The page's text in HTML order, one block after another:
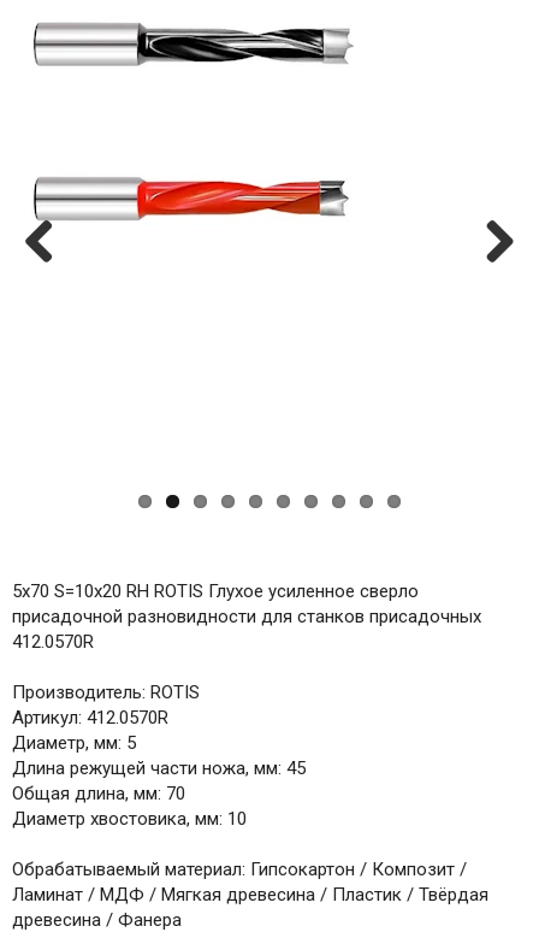
5x70 S=10x20 RH ROTIS Глухое усиленное сверло
присадочной разновидности для станков присадочных
412.0570R
Производитель: ROTIS
Артикул: 412.0570R
Диаметр, мм: 5
Длина режущей части ножа, мм: 45
Общая длина, мм: 70
Диаметр хвостовика, мм: 10
Обрабатываемый материал: Гипсокартон / Композит /
Ламинат / МДФ / Мягкая древесина / Пластик / Твёрдая
древесина / Фанера